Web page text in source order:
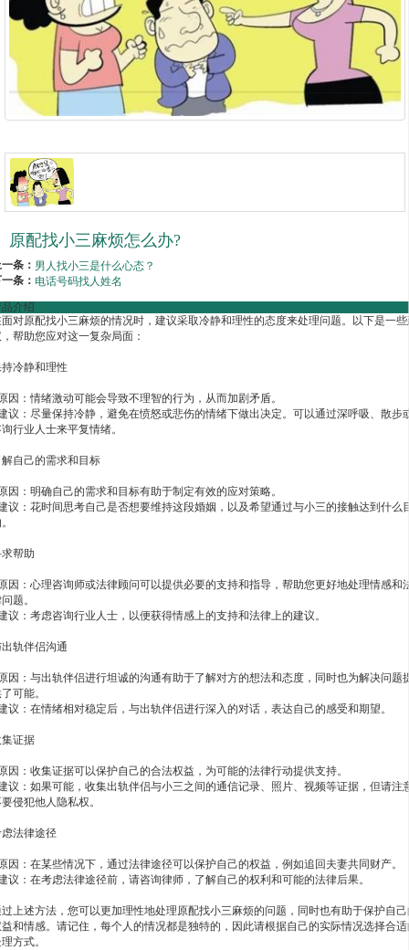
原配找小三麻烦怎么办?
条： 男人找小三是什么心态？
条： 电话号码找人姓名
介绍
对原配找小三麻烦的情况时，建议采取冷静和理性的态度来处理问题。以下是一些
帮助您应对这一复杂局面：
冷静和理性
因：情绪激动可能会导致不理智的行为，从而加剧矛盾。
议：尽量保持冷静，避免在愤怒或悲伤的情绪下做出决定。可以通过深呼吸、散步
行业人士来平复情绪。
自己的需求和目标
因：明确自己的需求和目标有助于制定有效的应对策略。
议：花时间思考自己是否想要维持这段婚姻，以及希望通过与小三的接触达到什么
帮助
因：心理咨询师或法律顾问可以提供必要的支持和指导，帮助您更好地处理情感和
题。
议：考虑咨询行业人士，以便获得情感上的支持和法律上的建议。
轨伴侣沟通
因：与出轨伴侣进行坦诚的沟通有助于了解对方的想法和态度，同时也为解决问题
可能。
议：在情绪相对稳定后，与出轨伴侣进行深入的对话，表达自己的感受和期望。
证据
因：收集证据可以保护自己的合法权益，为可能的法律行动提供支持。
议：如果可能，收集出轨伴侣与小三之间的通信记录、照片、视频等证据，但请注
侵犯他人隐私权。
法律途径
因：在某些情况下，通过法律途径可以保护自己的权益，例如追回夫妻共同财产。
议：在考虑法律途径前，请咨询律师，了解自己的权利和可能的法律后果。
上述方法，您可以更加理性地处理原配找小三麻烦的问题，同时也有助于保护自己
和情感。请记住，每个人的情况都是独特的，因此请根据自己的实际情况选择合适
方式。